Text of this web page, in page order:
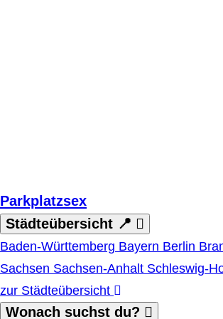
Parkplatzsex
Städteübersicht 📍
Baden-Württemberg Bayern Berlin
Sachsen Sachsen-Anhalt Schleswig-
zur Städteübersicht
Wonach suchst du?